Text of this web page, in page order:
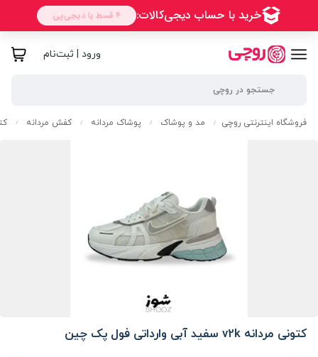
ورود | ثبت‌نام
فروشگاه اینترنتی روچی / مد و پوشاک / پوشاک مردانه / کفش مردانه /
کتونی مردانه v2k سفید آبی وارداتی فول پک چین